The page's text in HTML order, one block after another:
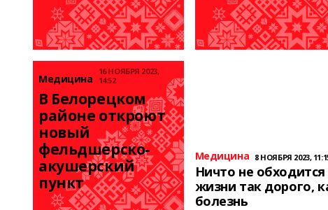
Медицина
16 НОЯБРЯ 2023,
14:52
В Белорецком
районе откроют
новый
фельдшерско-
акушерский
пункт
Медицина 8 НОЯБРЯ 2023,
Ничто не обходится
жизни так дорого,
болезнь